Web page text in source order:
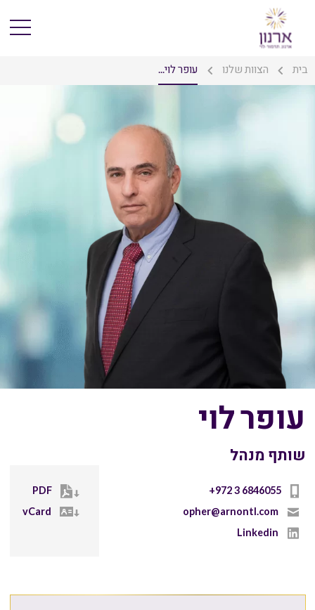
בית הצוות שלנו עופר לוי...
עופר לוי
שותף מנהל
+972 3 6846055
opher@arnontl.com
Linkedin
PDF
vCard